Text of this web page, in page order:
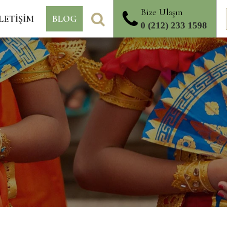
Bize Ulaşın
0 (212) 233 1598
BLOG